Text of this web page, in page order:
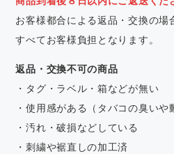
お客様都合による返品・交換の場
すべてお客様負担となります。
返品・交換不可の商品
・タグ・ラベル・箱などが無い
・使用感がある（タバコの臭いや
・汚れ・破損などしている
・刺繍や裾直しの加工済